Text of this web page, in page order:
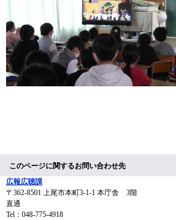
このページに関するお問い合わせ先
広報広聴課
〒362-8501
上尾市本町3-1-1 本庁舎 3階
直通
Tel：048-775-4918